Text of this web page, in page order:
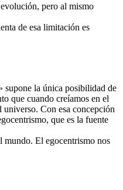
pero al mismo
de esa limitación es
supone la única posibilidad de
que cuando creíamos en el
universo. Con esa concepción
que es la fuente
mundo. El egocentrismo nos